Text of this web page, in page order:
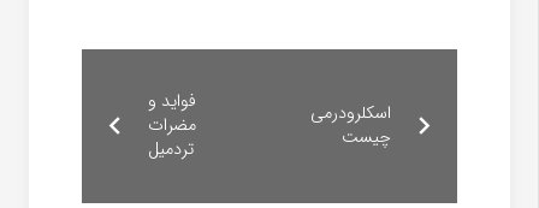
فواید و
مضرات
تردمیل
اسکلرودرمی
چیست